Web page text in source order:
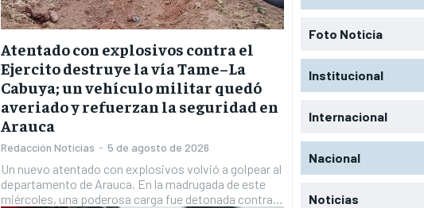
Atentado con explosivos contra el
Ejercito destruye la vía Tame–La
Cabuya; un vehículo militar quedó
averiado y refuerzan la seguridad en
Arauca
Redacción Noticias - 5 de agosto de 2026
Un nuevo atentado con explosivos volvió a golpear al
departamento de Arauca. En la madrugada de este
miércoles, una poderosa carga fue detonada contra...
Foto Noticia
Institucional
Internacional
Nacional
Noticias